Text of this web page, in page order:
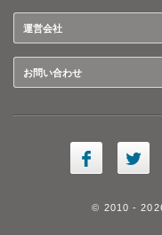
運営会社
お問い合わせ
© 2010 -